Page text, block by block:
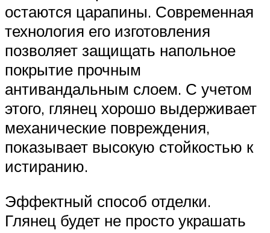
остаются царапины. Современная
технология его изготовления
позволяет защищать напольное
покрытие прочным
антивандальным слоем. С учетом
этого, глянец хорошо выдерживает
механические повреждения,
показывает высокую стойкостью к
истиранию.
Эффектный способ отделки.
Глянец будет не просто украшать